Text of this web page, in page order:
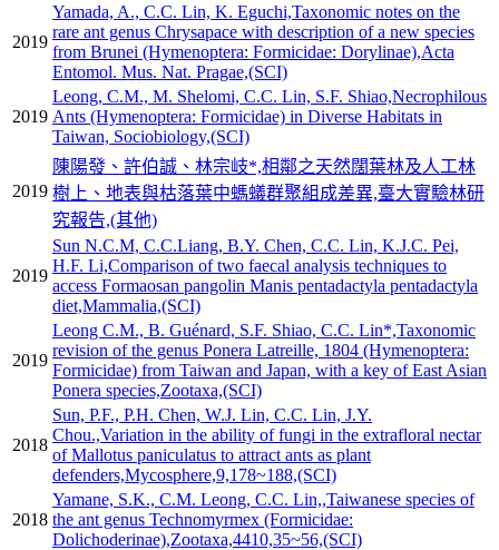
2019
Yamada, A., C.C. Lin, K. Eguchi,Taxonomic notes on the
rare ant genus Chrysapace with description of a new species
from Brunei (Hymenoptera: Formicidae: Dorylinae),Acta
Entomol. Mus. Nat. Pragae,(SCI)
2019
Leong, C.M., M. Shelomi, C.C. Lin, S.F. Shiao,Necrophilous
Ants (Hymenoptera: Formicidae) in Diverse Habitats in
Taiwan, Sociobiology,(SCI)
2019
陳陽發、許伯誠、林宗岐*,相鄰之天然闊葉林及人工林
樹上、地表與枯落葉中螞蟻群聚組成差異,臺大實驗林研
究報告,(其他)
2019
Sun N.C.M, C.C.Liang, B.Y. Chen, C.C. Lin, K.J.C. Pei,
H.F. Li,Comparison of two faecal analysis techniques to
access Formaosan pangolin Manis pentadactyla pentadactyla
diet,Mammalia,(SCI)
2019
Leong C.M., B. Guénard, S.F. Shiao, C.C. Lin*,Taxonomic
revision of the genus Ponera Latreille, 1804 (Hymenoptera:
Formicidae) from Taiwan and Japan, with a key of East Asian
Ponera species,Zootaxa,(SCI)
2018
Sun, P.F., P.H. Chen, W.J. Lin, C.C. Lin, J.Y.
Chou.,Variation in the ability of fungi in the extrafloral nectar
of Mallotus paniculatus to attract ants as plant
defenders,Mycosphere,9,178~188,(SCI)
2018
Yamane, S.K., C.M. Leong, C.C. Lin,,Taiwanese species of
the ant genus Technomyrmex (Formicidae:
Dolichoderinae),Zootaxa,4410,35~56,(SCI)